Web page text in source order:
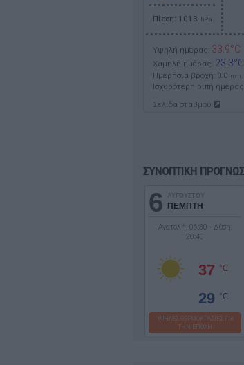
Πίεση: 1013 hPa
Υψηλή ημέρας: 33.9°C
Χαμηλή ημέρας: 23.3°C
Ημερήσια βροχή: 0.0 mm
Ισχυρότερη ριπή
Σελίδα σταθμού
ΣΥΝΟΠΤΙΚΗ
6 ΑΥΓΟΥΣΤΟΥ
ΠΕΜΠΤΗ
Ανατολή: 06:30 - Δύση:
20:40
37 °C
29 °C
ΥΨΗΛΕΣ ΘΕΡΜΟΚΡΑΣΙΕΣ ΓΙΑ
ΤΗΝ ΕΠΟΧΗ